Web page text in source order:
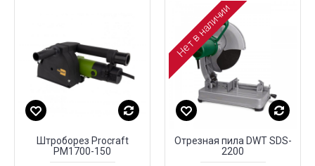
Штроборез Procraft
PM1700-150
Нет в наличии
Отрезная пила DWT SDS-
2200